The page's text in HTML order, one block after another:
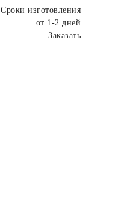
Сроки изготовления
от 1-2 дней
Заказать